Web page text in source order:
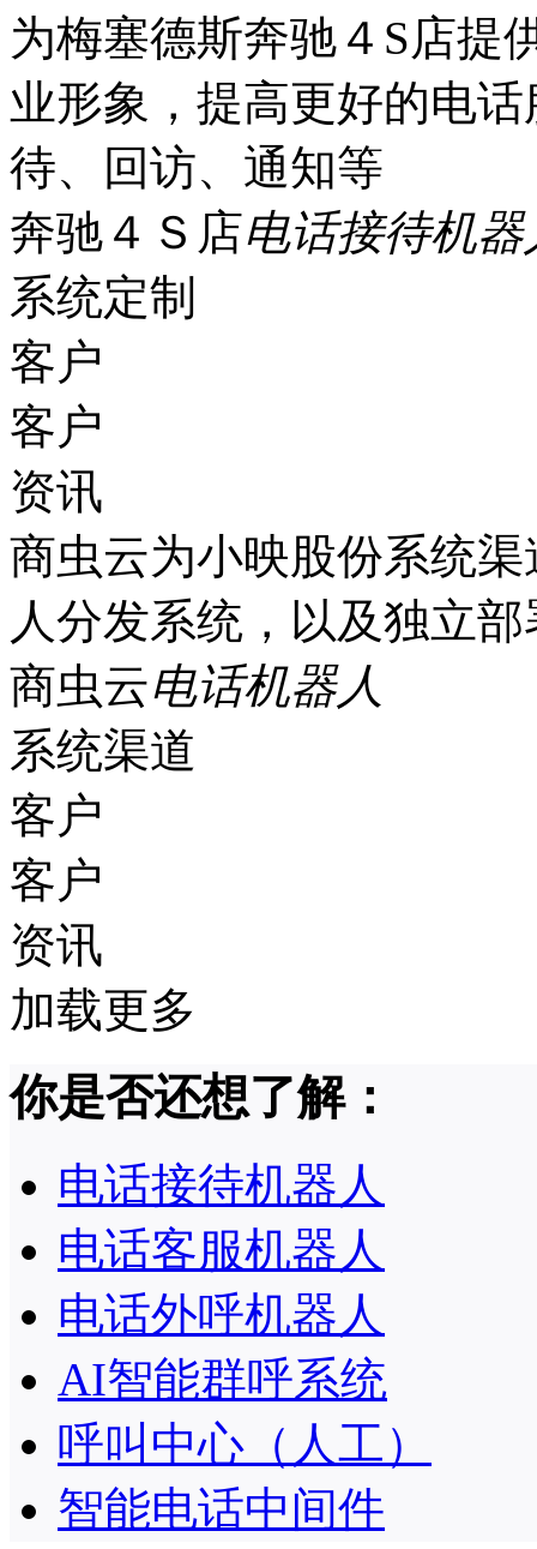
为梅塞德斯奔驰４S店提
业形象，提高更好的电
待、回访、通知等
奔驰４Ｓ店电话接待机器
系统定制
客户
客户
资讯
商虫云为小映股份系统
人分发系统，以及独立
商虫云电话机器人
系统渠道
客户
客户
资讯
加载更多
你是否还想了解：
电话接待机器人
电话客服机器人
电话外呼机器人
AI智能群呼系统
呼叫中心（人工）
智能电话中间件